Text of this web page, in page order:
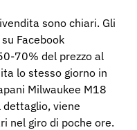
sono chiari. Gli
Facebook
70% del prezzo al
lo stesso giorno in
Milwaukee M18
viene
nel giro di poche ore.